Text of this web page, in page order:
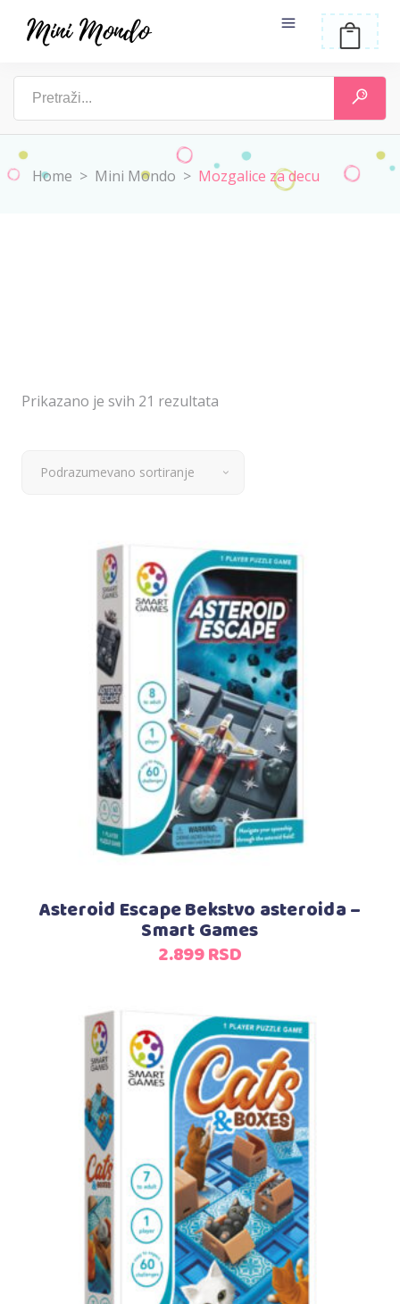
Home > Mini Mondo > Mozgalice za decu
Prikazano je svih 21 rezultata
Podrazumevano sortiranje
Dodaj u korpu
Asteroid Escape Bekstvo asteroida –
Smart Games
2.899RSD
Dodaj u korpu